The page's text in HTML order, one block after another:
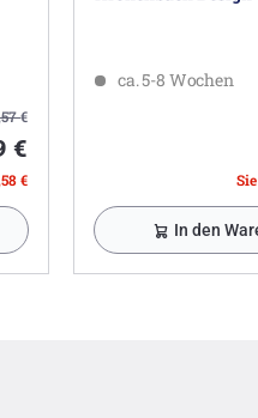
€
€
€
ca. 5-8 Wochen
In den